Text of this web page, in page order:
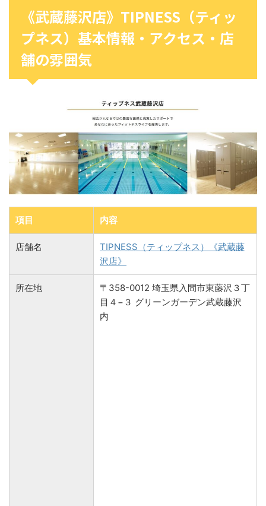
《武蔵藤沢店》TIPNESS（ティッ
プネス）基本情報・アクセス・店
舗の雰囲気
項目 内容
店舗名
TIPNESS（ティップネス）《武蔵藤
沢店》
所在地
〒358-0012 埼玉県入間市東藤沢３丁
目４−３ グリーンガーデン武蔵藤沢
内